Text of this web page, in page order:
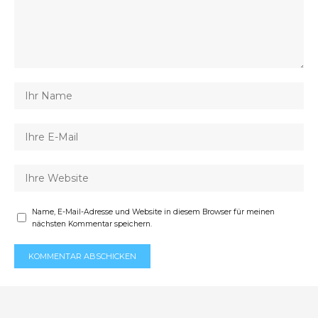
Name, E-Mail-Adresse und Website in diesem Browser für meinen
nächsten Kommentar speichern.